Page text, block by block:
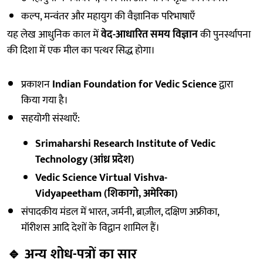
कल्प, मन्वंतर और महायुग की वैज्ञानिक परिभाषाएँ
यह लेख आधुनिक काल मेंवेद-आधारित समय विज्ञानकी पुनर्स्थापना
की दिशा में एक मील का पत्थर सिद्ध होगा।
प्रकाशनIndian Foundation for Vedic Scienceद्वारा
किया गया है।
सहयोगी संस्थाएँ:
Srimaharshi Research Institute of Vedic
Technology (आंध्र प्रदेश)
Vedic Science Virtual Vishva-
Vidyapeetham (शिकागो, अमेरिका)
संपादकीय मंडल में भारत, जर्मनी, ब्राज़ील, दक्षिण अफ्रीका,
मॉरीशस आदि देशों के विद्वान शामिल हैं।
🔹 अन्य शोध-पत्रों का सार